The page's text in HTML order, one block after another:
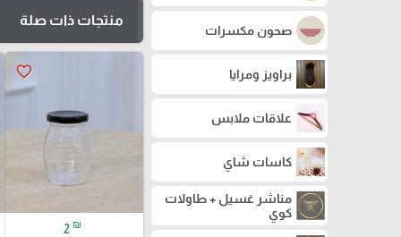
صحون مكسرات
براويز ومرايا
علاقات ملابس
كاسات شاي
مناشر غسيل + طاولات
كوي
منتجات ذات صلة
favorite_border
2 ₪